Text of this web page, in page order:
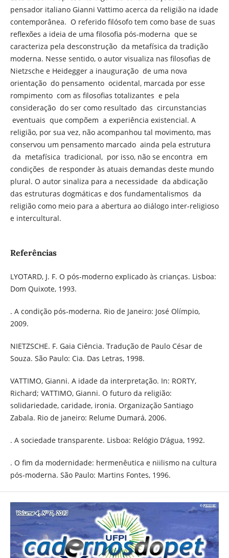
pensador italiano Gianni Vattimo acerca da religião na idade
contemporânea. O referido filósofo tem como base de suas
reflexões a ideia de uma filosofia pós-moderna que se
caracteriza pela desconstrução da metafísica da tradição
moderna. Nesse sentido, o autor visualiza nas filosofias de
Nietzsche e Heidegger a inauguração de uma nova
orientação do pensamento ocidental, marcada por esse
rompimento com as filosofias totalizantes e pela
consideração do ser como resultado das circunstancias
eventuais que compõem a experiência existencial. A
religião, por sua vez, não acompanhou tal movimento, mas
conservou um pensamento marcado ainda pela estrutura
da metafísica tradicional, por isso, não se encontra em
condições de responder às atuais demandas deste mundo
plural. O autor sinaliza para a necessidade da abdicação
das estruturas dogmáticas e dos fundamentalismos da
religião como meio para a abertura ao diálogo inter-religioso
e intercultural.
Referências
LYOTARD, J. F. O pós-moderno explicado às crianças. Lisboa:
Dom Quixote, 1993.
. A condição pós-moderna. Rio de Janeiro: José Olímpio,
2009.
NIETZSCHE. F. Gaia Ciência. Tradução de Paulo César de
Souza. São Paulo: Cia. Das Letras, 1998.
VATTIMO, Gianni. A idade da interpretação. In: RORTY,
Richard; VATTIMO, Gianni. O futuro da religião:
solidariedade, caridade, ironia. Organização Santiago
Zabala. Rio de janeiro: Relume Dumará, 2006.
. A sociedade transparente. Lisboa: Relógio D’água, 1992.
. O fim da modernidade: hermenêutica e niilismo na cultura
pós-moderna. São Paulo: Martins Fontes, 1996.